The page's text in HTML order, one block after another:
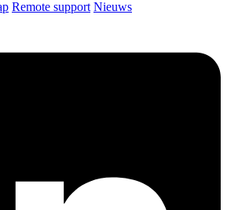
Remote support Nieuws